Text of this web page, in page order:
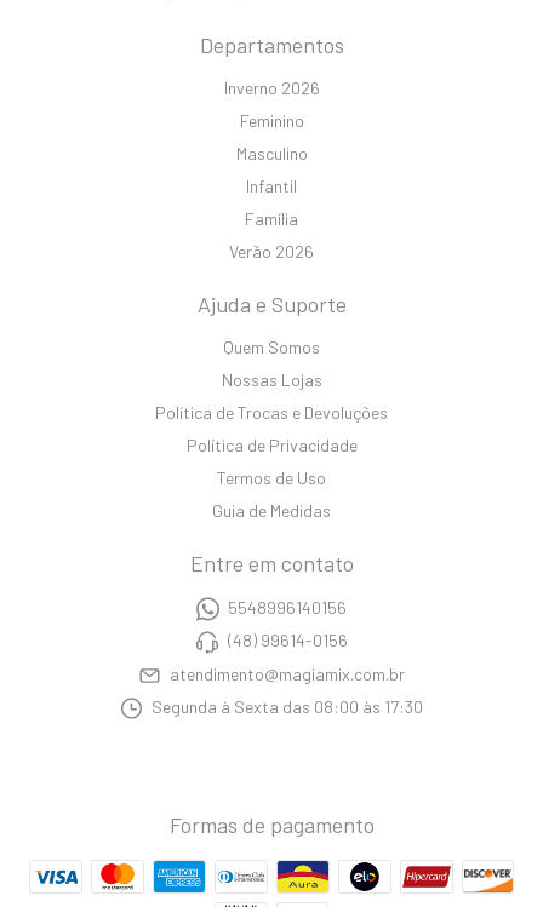
Departamentos
Inverno 2026
Feminino
Masculino
Infantil
Família
Verão 2026
Ajuda e Suporte
Quem Somos
Nossas Lojas
Política de Trocas e Devoluções
Política de Privacidade
Termos de Uso
Guia de Medidas
Entre em contato
5548996140156
(48) 99614-0156
atendimento@magiamix.com.br
Segunda à Sexta das 08:00 às 17:30
Formas de pagamento